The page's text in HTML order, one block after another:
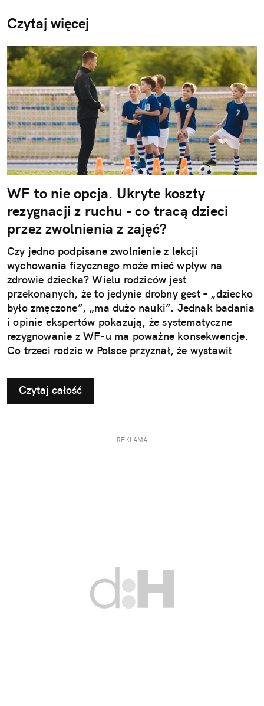
Czytaj więcej
WF to nie opcja. Ukryte koszty
rezygnacji z ruchu - co tracą dzieci
przez zwolnienia z zajęć?
Czy jedno podpisane zwolnienie z lekcji
wychowania fizycznego może mieć wpływ na
zdrowie dziecka? Wielu rodziców jest
przekonanych, że to jedynie drobny gest – „dziecko
było zmęczone”, „ma dużo nauki”. Jednak badania
i opinie ekspertów pokazują, że systematyczne
rezygnowanie z WF-u ma poważne konsekwencje.
Co trzeci rodzic w Polsce przyznał, że wystawił
ruchowych. Ta pozornie niewinna decyzja w
dłuższej perspektywie odbiera najmłodszym szansę
na prawidłowy rozwój i budowanie odporności, a
ujawniają się dopiero w dorosłym życiu.
Czytaj całość
REKLAMA